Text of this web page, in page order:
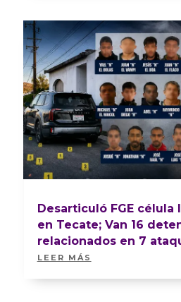
Desarticuló FGE célula
en Tecate; Van 16
relacionados en 7
LEER MÁS